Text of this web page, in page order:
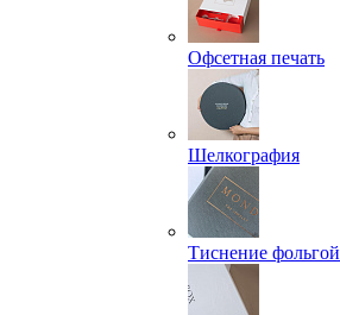
Офсетная печать
Шелкография
Тиснение фольгой